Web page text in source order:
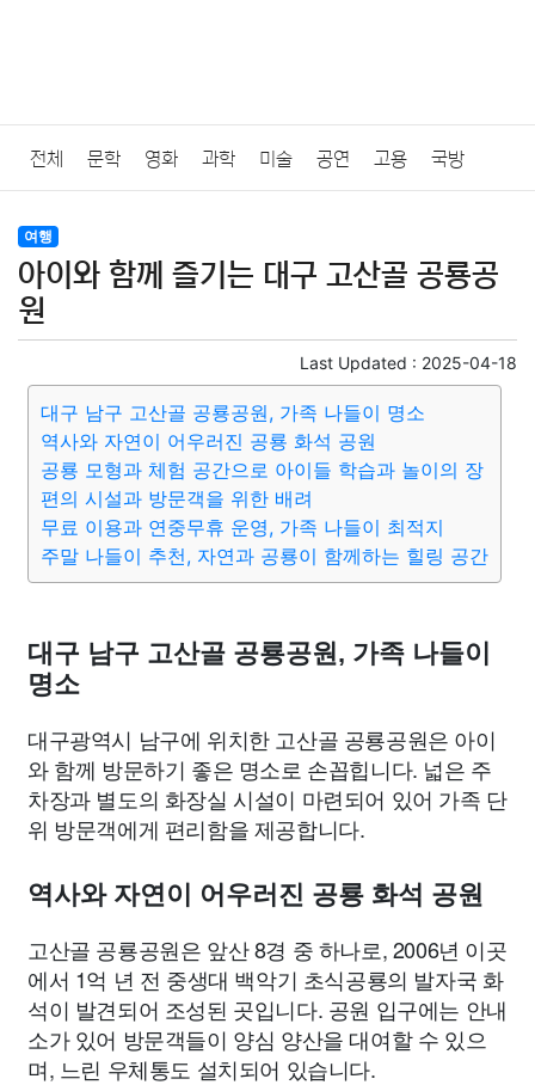
전체 문학 영화 과학 미술 공연 고용 국방
법률
질병 가요 방송 일상 주식 암호화폐 블록체인
미용 증권 인테리어
요리 상품리뷰 원예 금융 게임 스포츠
대출 자동차 취미 여행 맛집 컴퓨터 기술
종교 사회 정치 건강 의료 의학 경제 마케팅
여행
아이와 함께 즐기는 대구 고산골 공룡공
원
Last Updated : 2025-04-18
대구 남구 고산골 공룡공원, 가족 나들이 명소
역사와 자연이 어우러진 공룡 화석 공원
공룡 모형과 체험 공간으로 아이들 학습과 놀이의 장
편의 시설과 방문객을 위한 배려
무료 이용과 연중무휴 운영, 가족 나들이 최적지
주말 나들이 추천, 자연과 공룡이 함께하는 힐링 공간
대구 남구 고산골 공룡공원, 가족 나들이
명소
대구광역시 남구에 위치한 고산골 공룡공원은 아이
와 함께 방문하기 좋은 명소로 손꼽힙니다. 넓은 주
차장과 별도의 화장실 시설이 마련되어 있어 가족 단
위 방문객에게 편리함을 제공합니다.
역사와 자연이 어우러진 공룡 화석 공원
고산골 공룡공원은 앞산 8경 중 하나로, 2006년 이곳
에서 1억 년 전 중생대 백악기 초식공룡의 발자국 화
석이 발견되어 조성된 곳입니다. 공원 입구에는 안내
소가 있어 방문객들이 양심 양산을 대여할 수 있으
며, 느린 우체통도 설치되어 있습니다.